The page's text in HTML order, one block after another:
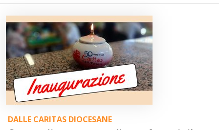
DALLE CARITAS DIOCESANE